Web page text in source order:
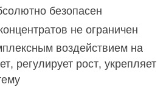
безопасен
не ограничен
воздействием на
регулирует рост, укрепляет